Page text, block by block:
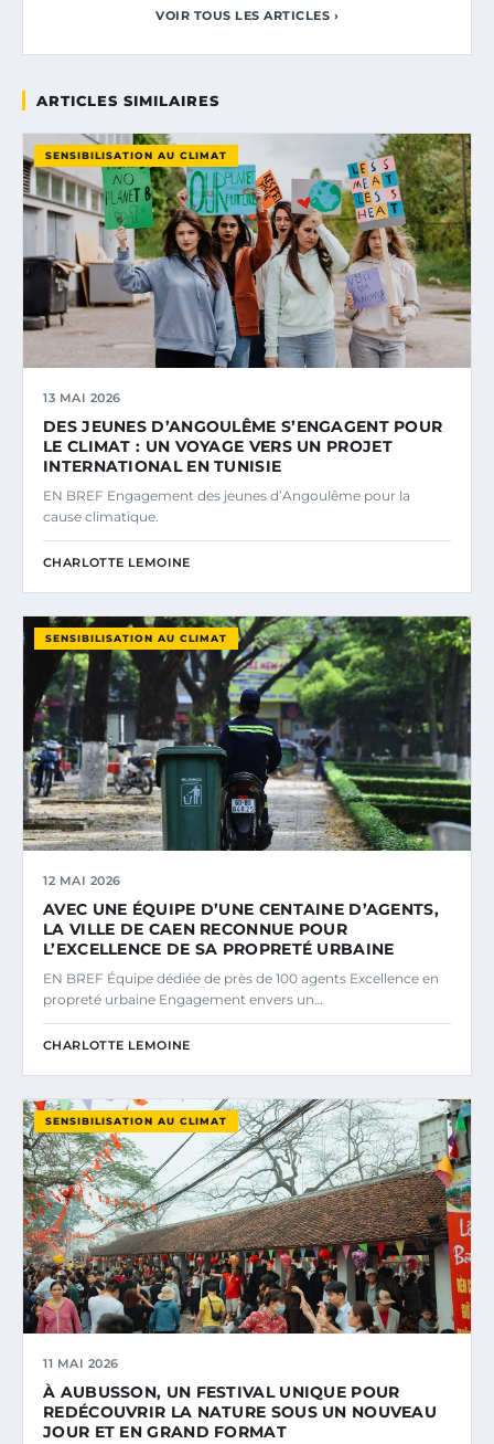
VOIR TOUS LES ARTICLES ›
ARTICLES SIMILAIRES
SENSIBILISATION AU CLIMAT
13 MAI 2026
DES JEUNES D’ANGOULÊME S’ENGAGENT POUR
LE CLIMAT : UN VOYAGE VERS UN PROJET
INTERNATIONAL EN TUNISIE
EN BREF Engagement des jeunes d’Angoulême pour la
cause climatique.
CHARLOTTE LEMOINE
SENSIBILISATION AU CLIMAT
12 MAI 2026
AVEC UNE ÉQUIPE D’UNE CENTAINE D’AGENTS,
LA VILLE DE CAEN RECONNUE POUR
L’EXCELLENCE DE SA PROPRETÉ URBAINE
EN BREF Équipe dédiée de près de 100 agents Excellence en
propreté urbaine Engagement envers un…
CHARLOTTE LEMOINE
SENSIBILISATION AU CLIMAT
11 MAI 2026
À AUBUSSON, UN FESTIVAL UNIQUE POUR
REDÉCOUVRIR LA NATURE SOUS UN NOUVEAU
JOUR ET EN GRAND FORMAT